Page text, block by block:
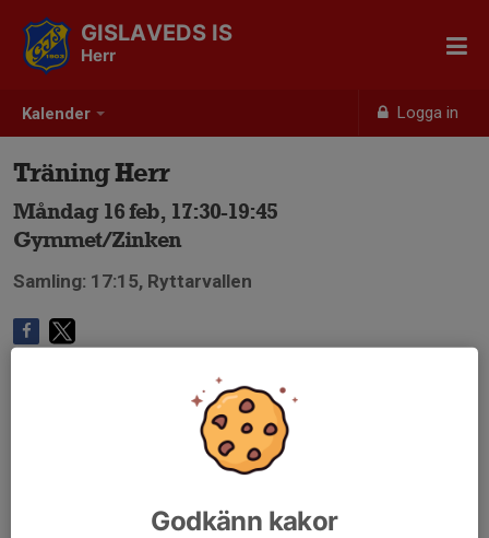
Kalender Logga in
GISLAVEDS IS
Herr
Träning Herr
Måndag 16 feb, 17:30-19:45
Gymmet/Zinken
Samling: 17:15, Ryttarvallen
Godkänn kakor